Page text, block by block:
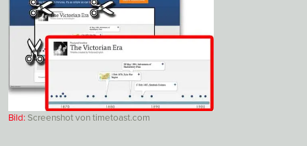
Bild:Screenshot von timetoast.com